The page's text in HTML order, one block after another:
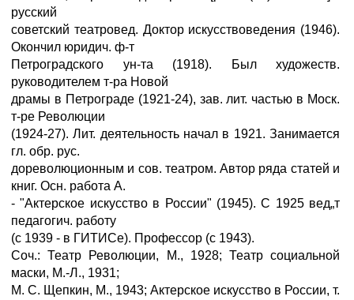
русский
советский театровед. Доктор искусствоведения (1946).
Окончил юридич. ф-т
Петроградского ун-та (1918). Был художеств.
руководителем т-ра Новой
драмы в Петрограде (1921-24), зав. лит. частью в Моск.
т-ре Революции
(1924-27). Лит. деятельность начал в 1921. Занимается
гл. обр. рус.
дореволюционным и сов. театром. Автор ряда статей и
книг. Осн. работа А.
- "Актерское искусство в России" (1945). С 1925 вед„т
педагогич. работу
(с 1939 - в ГИТИСе). Профессор (с 1943).
Соч.: Театр Революции, М., 1928; Театр социальной
маски, М.-Л., 1931;
М. С. Щепкин, М., 1943; Актерское искусство в России, т.